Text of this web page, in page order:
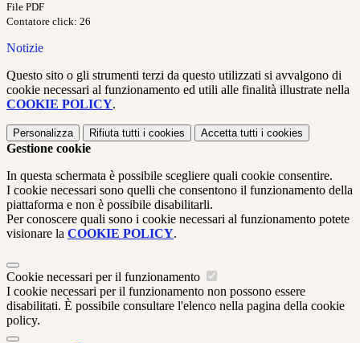
File PDF
Contatore click: 26
Notizie
Questo sito o gli strumenti terzi da questo utilizzati si avvalgono di
cookie necessari al funzionamento ed utili alle finalità illustrate nella
COOKIE POLICY.
Personalizza Rifiuta tutti i cookies Accetta tutti i cookies
Gestione cookie
In questa schermata è possibile scegliere quali cookie consentire.
I cookie necessari sono quelli che consentono il funzionamento della
piattaforma e non è possibile disabilitarli.
Per conoscere quali sono i cookie necessari al funzionamento potete
visionare la COOKIE POLICY.
Cookie necessari per il funzionamento
I cookie necessari per il funzionamento non possono essere
disabilitati. È possibile consultare l'elenco nella pagina della cookie
policy.